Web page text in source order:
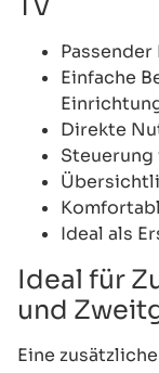
Einfache
Direkte
Ideal als
Ideal für
und
Eine